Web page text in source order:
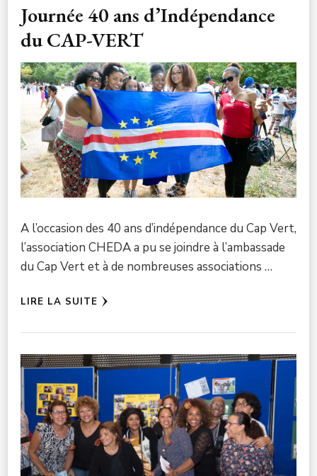
Journée 40 ans d’Indépendance
du CAP-VERT
A l’occasion des 40 ans d’indépendance du Cap Vert,
l’association CHEDA a pu se joindre à l’ambassade
du Cap Vert et à de nombreuses associations …
LIRE LA SUITE